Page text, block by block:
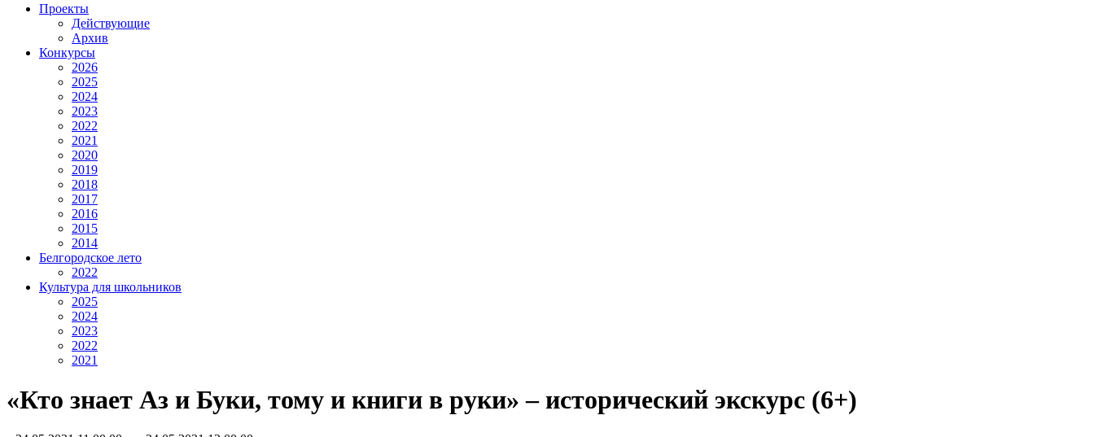
Проекты
Действующие
Архив
Конкурсы
2026
2025
2024
2023
2022
2021
2020
2019
2018
2017
2016
2015
2014
Белгородское лето
2022
Культура для школьников
2025
2024
2023
2022
2021
«Кто знает Аз и Буки, тому и книги в руки» – исторический экскурс (6+)